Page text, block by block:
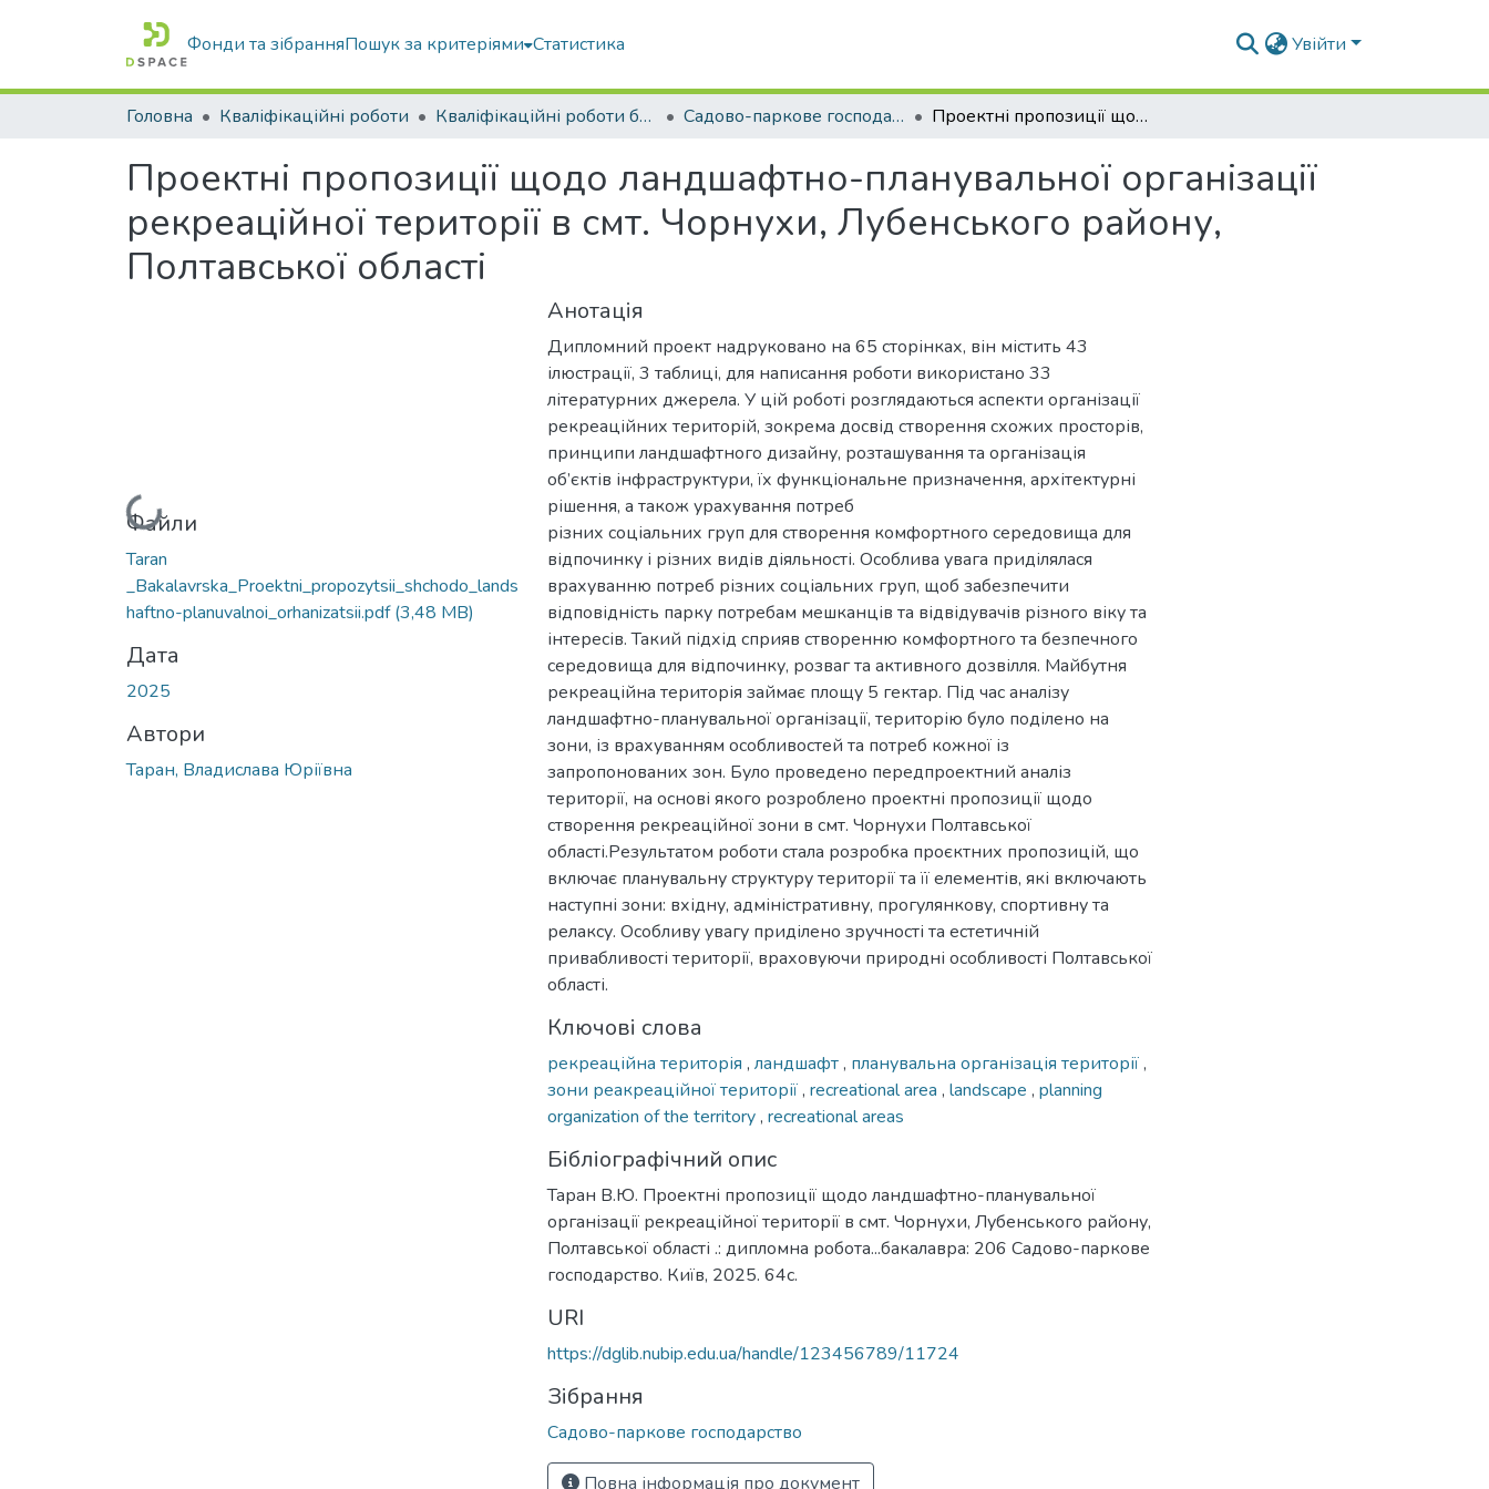
Фонди та зібранняПошук за критеріями Статистика Увійти
Головна Кваліфікаційні роботи Кваліфікаційні роботи бакалаврів Садово-паркове господарство Проектні пропозиції щодо ландшафтно-планувальної організації рекреаційної території в смт. Чорнухи, Лубенського району, Полтавської області
Проектні пропозиції щодо ландшафтно-планувальної організації
рекреаційної території в смт. Чорнухи, Лубенського району,
Полтавської області
Вантажиться...
Файли
Taran
_Bakalavrska_Proektni_propozytsii_shchodo_lands
haftno-planuvalnoi_orhanizatsii.pdf(3,48 MB)
Дата
2025
Автори
Таран, Владислава Юріївна
Анотація
Дипломний проект надруковано на 65 сторінках, він містить 43
ілюстрації, 3 таблиці, для написання роботи використано 33
літературних джерела. У цій роботі розглядаються аспекти організації
рекреаційних територій, зокрема досвід створення схожих просторів,
принципи ландшафтного дизайну, розташування та організація
об’єктів інфраструктури, їх функціональне призначення, архітектурні
рішення, а також урахування потреб
різних соціальних груп для створення комфортного середовища для
відпочинку і різних видів діяльності. Особлива увага приділялася
врахуванню потреб різних соціальних груп, щоб забезпечити
відповідність парку потребам мешканців та відвідувачів різного віку та
інтересів. Такий підхід сприяв створенню комфортного та безпечного
середовища для відпочинку, розваг та активного дозвілля. Майбутня
рекреаційна територія займає площу 5 гектар. Під час аналізу
ландшафтно-планувальної організації, територію було поділено на
зони, із врахуванням особливостей та потреб кожної із
запропонованих зон. Було проведено передпроектний аналіз
території, на основі якого розроблено проектні пропозиції щодо
створення рекреаційної зони в смт. Чорнухи Полтавської
області.Результатом роботи стала розробка проєктних пропозицій, що
включає планувальну структуру території та її елементів, які включають
наступні зони: вхідну, адміністративну, прогулянкову, спортивну та
релаксу. Особливу увагу приділено зручності та естетичній
привабливості території, враховуючи природні особливості Полтавської
області.
Ключові слова
рекреаційна територія , ландшафт, планувальна організація території,
зони реакреаційної території, recreational area , landscape , planning
organization of the territory, recreational areas
Бібліографічний опис
Таран В.Ю. Проектні пропозиції щодо ландшафтно-планувальної
організації рекреаційної території в смт. Чорнухи, Лубенського району,
Полтавської області .: дипломна робота...бакалавра: 206 Садово-паркове
господарство. Київ, 2025. 64с.
URI
https://dglib.nubip.edu.ua/handle/123456789/11724
Зібрання
Садово-паркове господарство
Повна інформація про документ